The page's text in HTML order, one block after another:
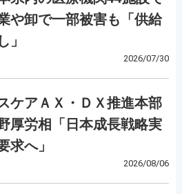
卸で一部被害も「供給
」
2026/07/30
アＡＸ・ＤＸ推進本部
労相「日本成長戦略実
求へ」
2026/08/06